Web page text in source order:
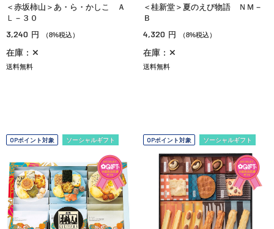
＜赤坂柿山＞あ・ら・かしこ Ａ
Ｌ－３０
3,240 円 （8%税込）
在庫：✕
送料無料
＜桂新堂＞夏のえび物語 ＮＭ－
Ｂ
4,320 円 （8%税込）
在庫：✕
送料無料
OPポイント対象 ソーシャルギフト OPポイント対象 ソーシャルギフト